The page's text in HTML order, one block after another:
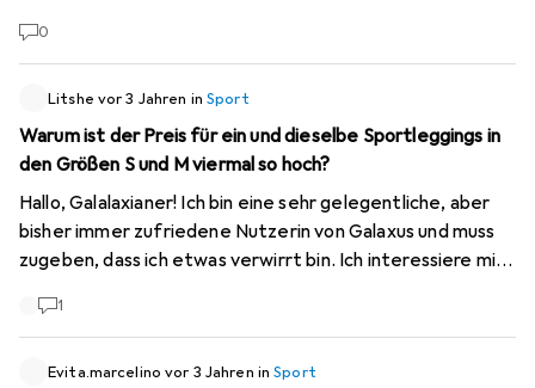
orten, wo das genau herkommt. entweder vom
befestigt sind. kann mir einer einen Tipp geben wie ich
das korrigieren/einstellen kann? Merci und Gruss
Sebastian
0
Litshe vor 3 Jahren inSport
Warum ist der Preis für ein und dieselbe Sportleggings in
den Größen S und M viermal so hoch?
Hallo, Galalaxianer! Ich bin eine sehr gelegentliche, aber
bisher immer zufriedene Nutzerin von Galaxus und muss
zugeben, dass ich etwas verwirrt bin. Ich interessiere mich
Suchergebnissen für 22.20 chf angezeigt wird, wähle sie
Preis für das gleiche Modell auf 75.90 chf! Ich weise
1
Evita.marcelino vor 3 Jahren inSport